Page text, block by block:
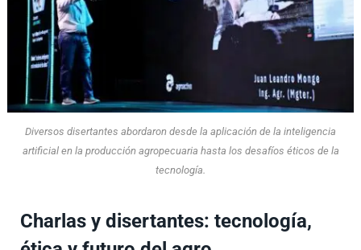
Diversos disertantes abordaron desde la aplicación de la inteligencia
artificial en la producción agropecuaria hasta los desafíos éticos de la
tecnología.
Charlas y disertantes: tecnología,